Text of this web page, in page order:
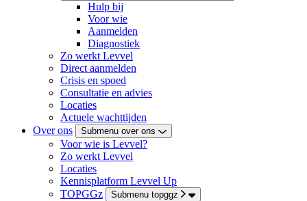
Hulp bij
Voor wie
Aanmelden
Diagnostiek
Zo werkt Levvel
Direct aanmelden
Crisis en spoed
Consultatie en advies
Locaties
Actuele wachttijden
Over ons
Submenu over ons
Voor wie is Levvel?
Zo werkt Levvel
Locaties
Kennisplatform Levvel Up
TOPGGz
Submenu topggz